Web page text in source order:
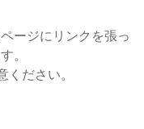
ージにリンクを張っ
。
ださい。